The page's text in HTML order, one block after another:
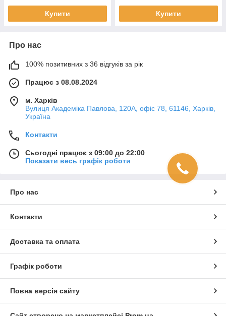
Купити Купити
Про нас
100% позитивних з 36 відгуків за рік
Працює з 08.08.2024
м. Харків
Вулиця Академіка Павлова, 120А, офіс 78, 61146, Харків,
Україна
Контакти
Сьогодні працює з 09:00 до 22:00
Показати весь графік роботи
Про нас
Контакти
Доставка та оплата
Графік роботи
Повна версія сайту